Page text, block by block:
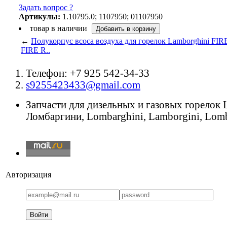
Задать вопрос ?
Артикулы: 1.10795.0; 1107950; 01107950
товар в наличии
← Полукорпус всоса воздуха для горелок Lamborghini
FIRE R..
Телефон: +7 925 542-34-33
s9255423433@gmail.com
Запчасти для дизельных и газовых
Ломбаргини, Lombarghini, Lamborgini,
Авторизация